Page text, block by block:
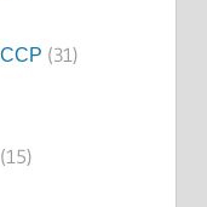
(31)